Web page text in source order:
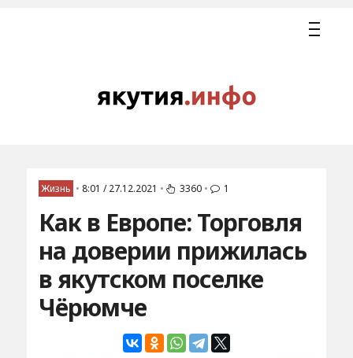
Жизнь • 8:01 / 27.12.2021 • 3360 • 1
Как в Европе: Торговля
на доверии прижилась
в якутском поселке
Чёрюмче